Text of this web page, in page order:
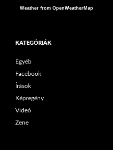
Weather from OpenWeatherMap
KATEGÓRIÁK
Egyéb
Facebook
Írások
Képregény
Videó
Zene